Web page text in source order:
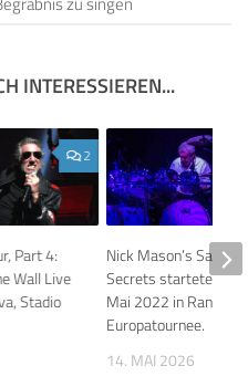
INTERESSIEREN...
2
Part 4:
Wall Live
Stadio
Nick Mason’s
Secrets starteten
Mai 2022 in Randers
Europatournee.
14. MAI 2026